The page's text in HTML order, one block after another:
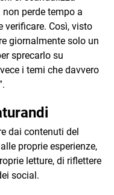
perde tempo a
verificare. Così, visto
giornalmente solo un
sprecarlo su
i temi che davvero
dai contenuti del
proprie esperienze,
letture, di riflettere
social.